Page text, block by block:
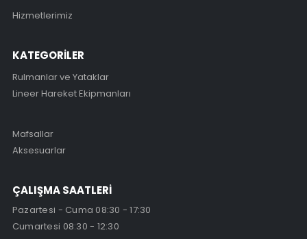
Hizmetlerimiz
KATEGORİLER
Rulmanlar ve Yataklar
Lineer Hareket Ekipmanları
Mafsallar
Aksesuarlar
ÇALIŞMA SAATLERİ
Pazartesi - Cuma 08:30 - 17:30
Cumartesi 08:30 - 12:30